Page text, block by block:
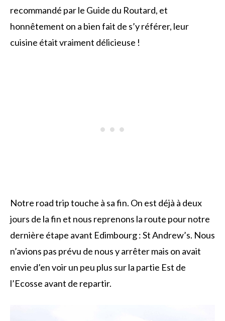
recommandé par le Guide du Routard, et
honnêtement on a bien fait de s’y référer, leur
cuisine était vraiment délicieuse !
Notre road trip touche à sa fin. On est déjà à deux
jours de la fin et nous reprenons la route pour notre
dernière étape avant Edimbourg : St Andrew’s. Nous
n’avions pas prévu de nous y arrêter mais on avait
envie d’en voir un peu plus sur la partie Est de
l’Ecosse avant de repartir.